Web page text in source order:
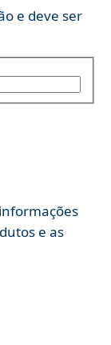
e deve ser
e as